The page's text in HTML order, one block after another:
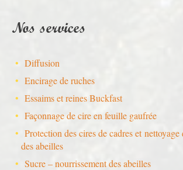
Nos services
Diffusion
Encirage de ruches
Essaims et reines Buckfast
Façonnage de cire en feuille gaufrée
Protection des cires de cadres et
des abeilles
Sucre – nourrissement des abeilles